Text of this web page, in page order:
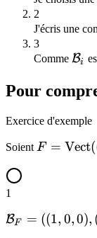
2
J'écris une
3
Comme Bi
Pour
Exercice d'exemple
Soient F =
F = Vect
1
BF = ((1, 0,0),